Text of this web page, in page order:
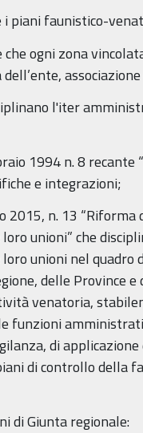
i piani faunistico-
ogni zona
l'iter
1994 n. 8
e integrazioni;
2015, n. 13
loro unioni” che
unioni nel
delle Province
venatoria,
funzioni
di
di controllo della
di Giunta regionale: